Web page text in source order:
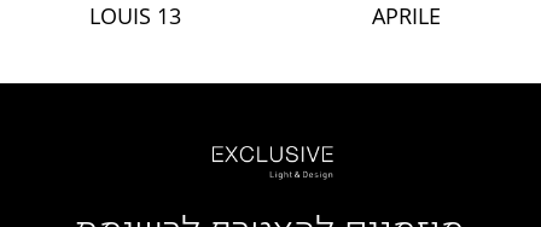
APRILE
LOUIS 13